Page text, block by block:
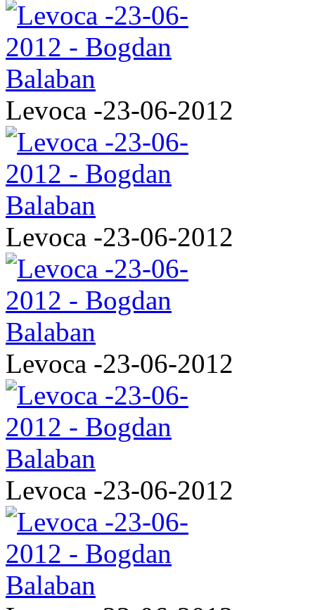
Levoca -23-06-2012
Levoca -23-06-2012
Levoca -23-06-2012
Levoca -23-06-2012